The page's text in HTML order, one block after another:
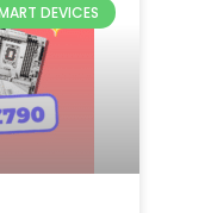
DEVICES